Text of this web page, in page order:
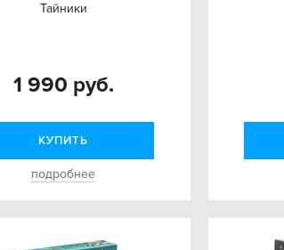
Тайники
1 990 руб.
КУПИТЬ
подробнее